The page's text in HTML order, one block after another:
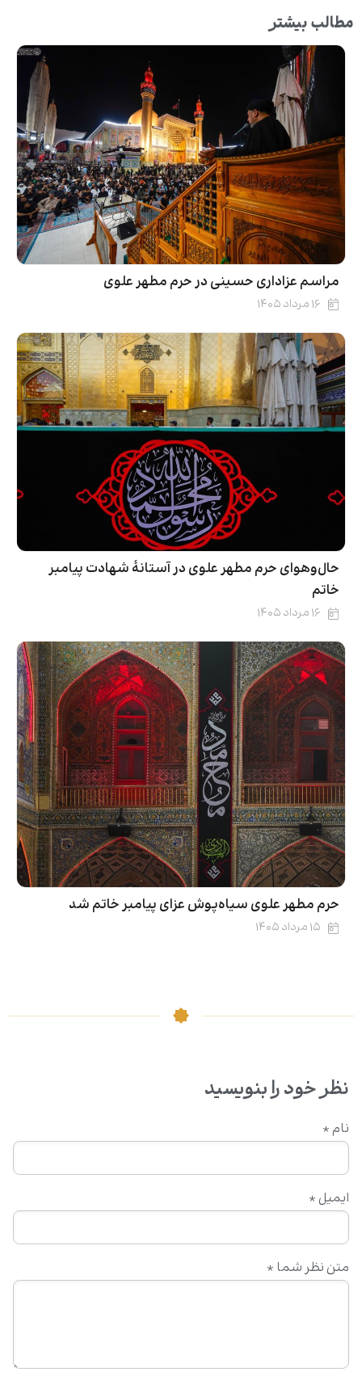
مطالب بیشتر
مراسم عزاداری حسینی در حرم مطهر علوی
۱۶ مرداد ۱۴۰۵
حال‌وهوای حرم مطهر علوی در آستانۀ شهادت پیامبر
خاتم
۱۶ مرداد ۱۴۰۵
حرم مطهر علوی سیاه‌پوش عزای پیامبر خاتم شد
۱۵ مرداد ۱۴۰۵
نظر خود را بنویسید
متن نظر شما *
نام *
ایمیل *